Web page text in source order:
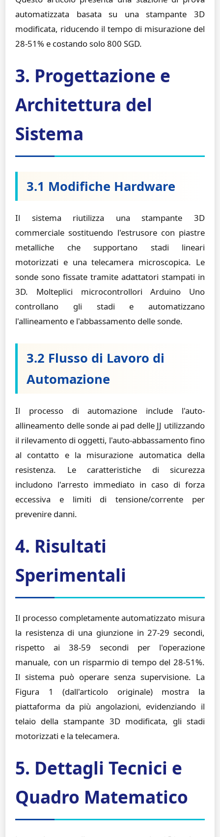
automatizzata basata su una stampante 3D
modificata, riducendo il tempo di misurazione del
28-51% e costando solo 800 SGD.
3. Progettazione e
Architettura del
Sistema
3.1 Modifiche Hardware
Il sistema riutilizza una stampante 3D
commerciale sostituendo l'estrusore con piastre
metalliche che supportano stadi lineari
motorizzati e una telecamera microscopica. Le
sonde sono fissate tramite adattatori stampati in
3D. Molteplici microcontrollori Arduino Uno
controllano gli stadi e automatizzano
l'allineamento e l'abbassamento delle sonde.
3.2 Flusso di Lavoro di
Automazione
Il processo di automazione include l'auto-
allineamento delle sonde ai pad delle JJ utilizzando
il rilevamento di oggetti, l'auto-abbassamento fino
al contatto e la misurazione automatica della
resistenza. Le caratteristiche di sicurezza
includono l'arresto immediato in caso di forza
eccessiva e limiti di tensione/corrente per
prevenire danni.
4. Risultati
Sperimentali
Il processo completamente automatizzato misura
la resistenza di una giunzione in 27-29 secondi,
rispetto ai 38-59 secondi per l'operazione
manuale, con un risparmio di tempo del 28-51%.
Il sistema può operare senza supervisione. La
Figura 1 (dall'articolo originale) mostra la
piattaforma da più angolazioni, evidenziando il
telaio della stampante 3D modificata, gli stadi
motorizzati e la telecamera.
5. Dettagli Tecnici e
Quadro Matematico